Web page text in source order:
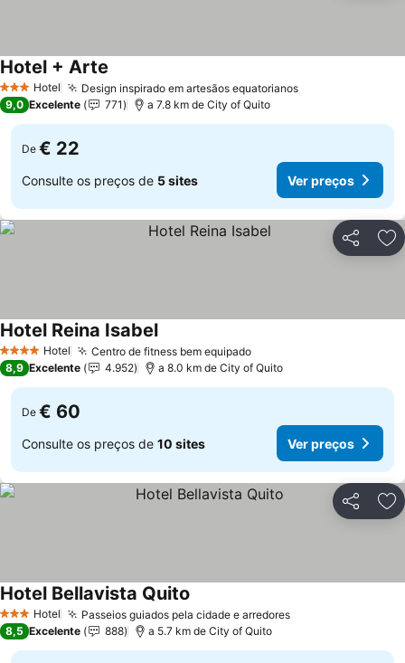
3 EstrelasHotel Design inspirado em artesãos equatorianosVer preços
Hotel + Arte
9,0 Excelente 771 a 7.8 km de City of Quito
De € 22
Consulte os preços de 5 sites Ver preços
Partilhar
4 EstrelasHotel Centro de fitness bem equipadoVer preços
Hotel Reina IsabelVer preços
8,9 Excelente 4.952 a 8.0 km de City of Quito
De € 60
Consulte os preços de 10 sites Ver preços
Partilhar
3 EstrelasHotel Passeios guiados pela cidade e arredoresVer preços
Hotel Bellavista Quito
8,5 Excelente 888 a 5.7 km de City of Quito